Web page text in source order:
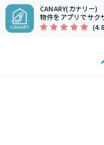
CANARY(カナリー)
物件をアプリでサク